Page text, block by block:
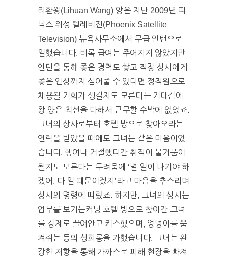
리환왕(Lihuan Wang) 양은 지난 2009년 피
닉스 위성 텔레비전(Phoenix Satellite
Television) 뉴욕사무소에서 무급 인턴으로
일했습니다. 비록 급여는 주어지지 않았지만
인턴을 통해 좋은 경력도 쌓고 직장 상사에게
좋은 인상까지 심어줄 수 있다면 정직원으로
채용될 기회가 생길지도 모른다는 기대감에
왕 양은 최선을 다해서 근무할 수밖에 없었죠.
그녀의 상사로부터 호텔 방으로 찾아오라는
연락을 받았을 때에도 그녀는 같은 마음이었
습니다. 행여나 거절했다간 취직이 물거품이
될지도 모른다는 두려움에 ‘별 일이 나기야 하
겠어. 다 일 때문이겠지’라고 마음을 추스리며
상사의 명령에 따랐죠. 하지만, 그녀의 상사는
업무를 보기는커녕 호텔 방으로 찾아간 그녀
를 강제로 끌어안고 키스했으며, 엉덩이를 움
켜쥐는 등의 성희롱을 가했습니다. 그녀는 완
강한 저항을 통해 가까스로 피해 현장을 빠져